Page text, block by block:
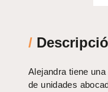
/
Alejandra tiene
de unidades